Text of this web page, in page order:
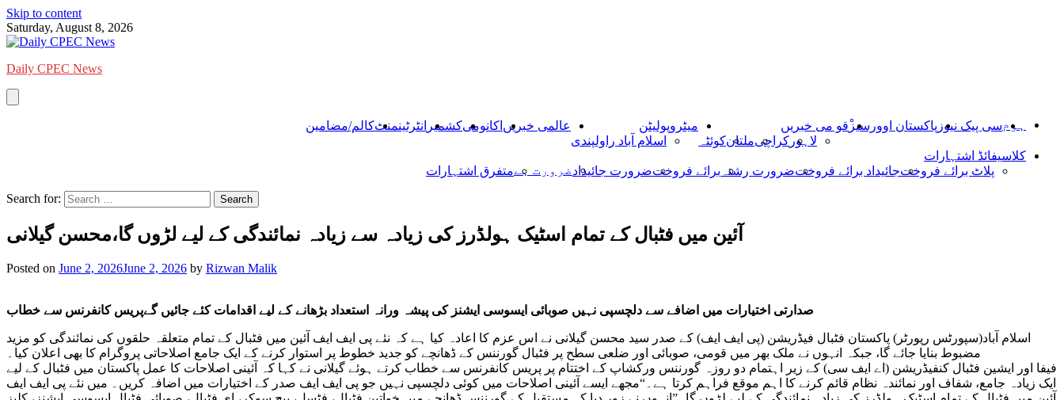
Skip to content
Saturday, August 8, 2026
Daily CPEC News
ہومسی پیک نیوز پاکستان اوورسیزْقو می خبریں
لاہور کراچیملتانکوئٹہ
میٹروپولیٹن
اسلام آباد راولپندی
عالمی خبریں اکانومیکشمیر انٹرٹینمنٹکالم/مضامین
کلاسیفائڈ اشتہارات
پلاٹ برائے فروختجائیداد برائے فروختضرورت رشتہ برائے فروختضرورت جائیدادضرورت ہےمتفرق اشتہارات
Search for:
آئین میں فٹبال کے تمام اسٹیک ہولڈرز کی زیادہ سے زیادہ نمائندگی کے لیے لڑوں گا،محسن گیلانی
Posted on June 2, 2026June 2, 2026 by Rizwan Malik
صدارتی اختیارات میں اضافے سے دلچسپی نہیں صوبائی ایسوسی ایشنز کی پیشہ ورانہ استعداد بڑھانے کے لیے اقدامات کئے جائیں گےپریس کانفرنس سے خطاب
اسلام آباد(سپورٹس رپورٹر) پاکستان فٹبال فیڈریشن (پی ایف ایف) کے صدر سید محسن گیلانی نے اس عزم کا اعادہ کیا ہے کہ نئے پی ایف ایف آئین میں فٹبال کے تمام متعلقہ حلقوں کی نمائندگی کو مزید
مضبوط بنایا جائے گا، جبکہ انہوں نے ملک بھر میں قومی، صوبائی اور ضلعی سطح پر فٹبال گورننس کے ڈھانچے کو جدید خطوط پر استوار کرنے کے ایک جامع اصلاحاتی پروگرام کا بھی اعلان کیا۔
فیفا اور ایشین فٹبال کنفیڈریشن (اے ایف سی) کے زیر اہتمام دو روزہ گورننس ورکشاپ کے اختتام پر پریس کانفرنس سے خطاب کرتے ہوئے گیلانی نے کہا کہ آئینی اصلاحات کا عمل پاکستان میں فٹبال کے لیے
ایک زیادہ جامع، شفاف اور نمائندہ نظام قائم کرنے کا اہم موقع فراہم کرتا ہے۔“مجھے ایسے آئینی اصلاحات میں کوئی دلچسپی نہیں جو پی ایف ایف صدر کے اختیارات میں اضافہ کریں۔ میں نئے پی ایف ایف